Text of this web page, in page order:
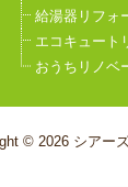
給湯器リフォ
エコキュート
おうちリノベ
© 2026 シアー